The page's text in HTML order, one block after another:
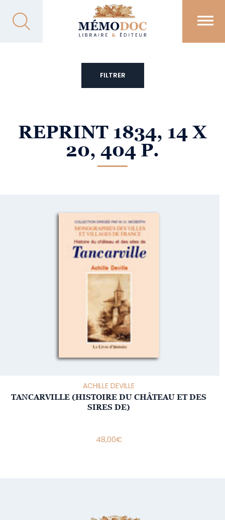
REPRINT 1834, 14 X
20, 404 P.
ACHILLE DEVILLE
TANCARVILLE (HISTOIRE DU CHÂTEAU ET DES
SIRES DE)
48,00€
FILTRER